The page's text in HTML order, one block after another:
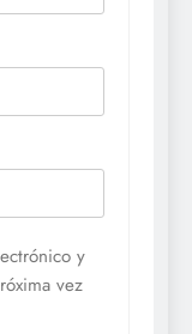
y
vez